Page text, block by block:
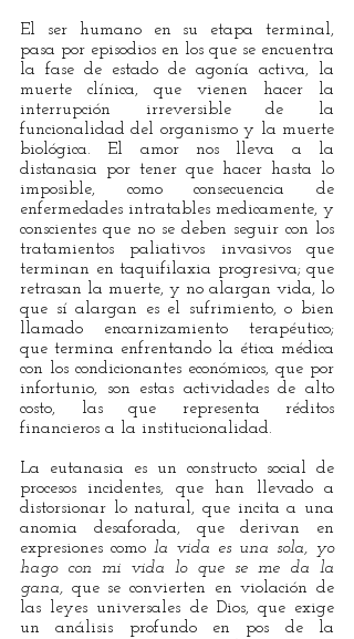
El ser humano en su etapa terminal,
pasa por episodios en los que se encuentra
la fase de estado de agonía activa, la
muerte clínica, que vienen hacer la
interrupción irreversible de la
funcionalidad del organismo y la muerte
biológica. El amor nos lleva a la
distanasia por tener que hacer hasta lo
imposible, como consecuencia de
enfermedades intratables medicamente, y
conscientes que no se deben seguir con los
tratamientos paliativos invasivos que
terminan en taquifilaxia progresiva; que
retrasan la muerte, y no alargan vida, lo
que sí alargan es el sufrimiento, o bien
llamado encarnizamiento terapéutico;
que termina enfrentando la ética médica
con los condicionantes económicos, que por
infortunio, son estas actividades de alto
costo, las que representa réditos
financieros a la institucionalidad.
La eutanasia es un constructo social de
procesos incidentes, que han llevado a
distorsionar lo natural, que incita a una
anomia desaforada, que derivan en
expresiones como la vida es una sola, yo
hago con mi vida lo que se me da la
gana, que se convierten en violación de
las leyes universales de Dios, que exige
un análisis profundo en pos de la